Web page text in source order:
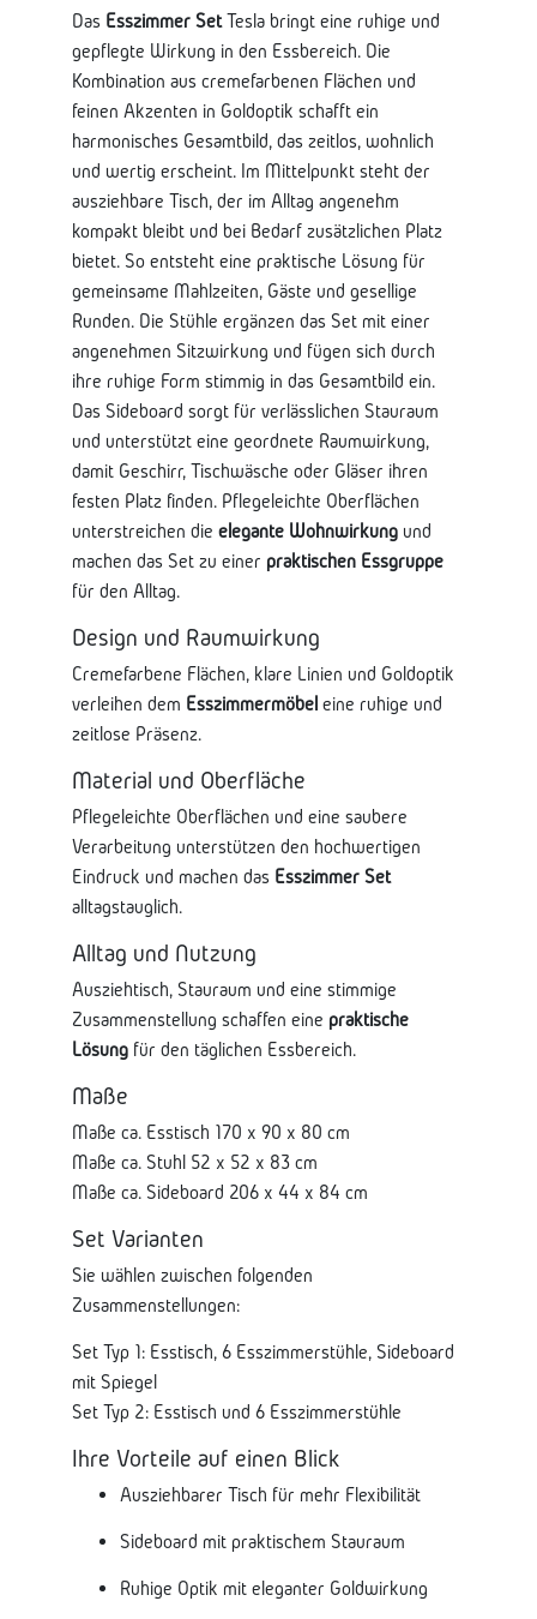
Das Esszimmer SetTesla bringt eine ruhige und
gepflegte Wirkung in den Essbereich. Die
Kombination aus cremefarbenen Flächen und
feinen Akzenten in Goldoptik schafft ein
harmonisches Gesamtbild, das zeitlos, wohnlich
und wertig erscheint. Im Mittelpunkt steht der
ausziehbare Tisch, der im Alltag angenehm
kompakt bleibt und bei Bedarf zusätzlichen Platz
bietet. So entsteht eine praktische Lösung für
gemeinsame Mahlzeiten, Gäste und gesellige
Runden. Die Stühle ergänzen das Set mit einer
angenehmen Sitzwirkung und fügen sich durch
ihre ruhige Form stimmig in das Gesamtbild ein.
Das Sideboard sorgt für verlässlichen Stauraum
und unterstützt eine geordnete Raumwirkung,
damit Geschirr, Tischwäsche oder Gläser ihren
festen Platz finden. Pflegeleichte Oberflächen
unterstreichen die elegante Wohnwirkungund
machen das Set zu einer praktischen Essgruppe
für den Alltag.
Design und Raumwirkung
Cremefarbene Flächen, klare Linien und Goldoptik
verleihen dem Esszimmermöbeleine ruhige und
zeitlose Präsenz.
Material und Oberfläche
Pflegeleichte Oberflächen und eine saubere
Verarbeitung unterstützen den hochwertigen
Eindruck und machen das Esszimmer Set
alltagstauglich.
Alltag und Nutzung
Ausziehtisch, Stauraum und eine stimmige
Zusammenstellung schaffen eine praktische
Lösungfür den täglichen Essbereich.
Maße
Maße ca. Esstisch 170 x 90 x 80 cm
Maße ca. Stuhl 52 x 52 x 83 cm
Maße ca. Sideboard 206 x 44 x 84 cm
Set Varianten
Sie wählen zwischen folgenden
Zusammenstellungen:
Set Typ 1: Esstisch, 6 Esszimmerstühle, Sideboard
mit Spiegel
Set Typ 2: Esstisch und 6 Esszimmerstühle
Ihre Vorteile auf einen Blick
Ausziehbarer Tisch für mehr Flexibilität
Sideboard mit praktischem Stauraum
Ruhige Optik mit eleganter Goldwirkung